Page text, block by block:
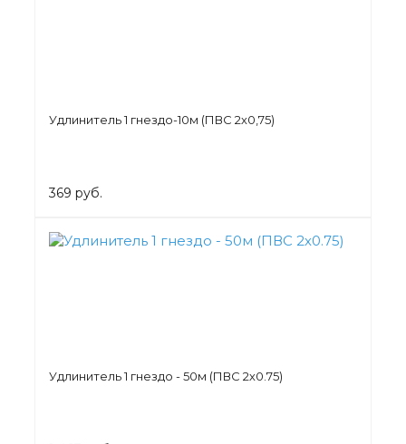
Удлинитель 1 гнездо-10м (ПВС 2х0,75)
369 руб.
Удлинитель 1 гнездо - 50м (ПВС 2х0.75)